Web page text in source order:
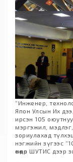
“Инженер,
Япон Улсын Их дээд
ирсэн 105
мэргэжил,
зориулахад
нэгжийн зүгээс
өнөөдөр ШУТИС